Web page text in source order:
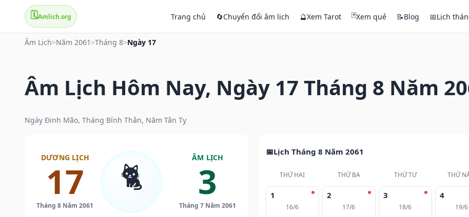
🗓️Amlich.org Trang chủ 🔄Chuyển đổi âm lịch 🔮Xem Tarot 🃏Xem quẻ 📝Blog 📅Lịch
Âm Lịch>Năm 2061 >Tháng 8>Ngày 17
Âm Lịch Hôm Nay, Ngày 17 Tháng 8 Năm
Ngày Đinh Mão, Tháng Bính Thân, Năm Tân Tỵ
DƯƠNG LỊCH
17
Tháng 8 Năm 2061
🐈 ÂM LỊCH
3
Tháng 7 Năm 2061
Lịch Tháng 8 Năm 2061
THỨ HAI THỨ BA THỨ TƯ THỨ
1
16/6
2
17/6
3
18/6
4
19/6